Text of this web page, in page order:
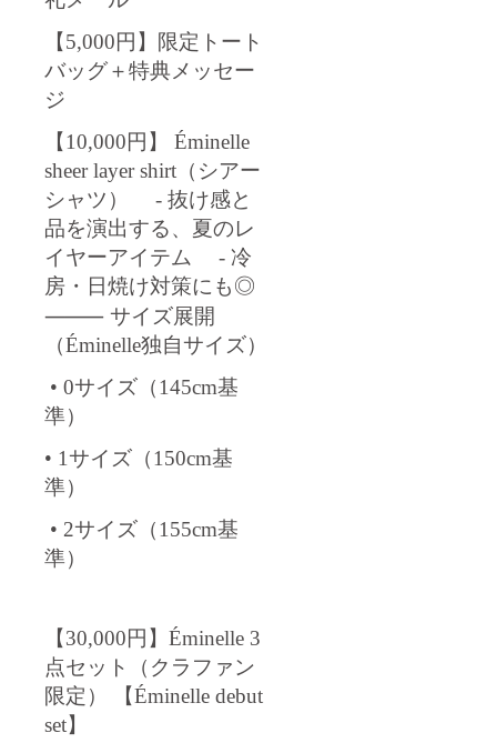
【5,000円】限定トート
バッグ＋特典メッセー
ジ
【10,000円】 Éminelle
sheer layer shirt（シアー
シャツ） - 抜け感と
品を演出する、夏のレ
イヤーアイテム - 冷
房・日焼け対策にも◎
⸻ サイズ展開
（Éminelle独自サイズ）
• 0サイズ（145cm基
準）
• 1サイズ（150cm基
準）
• 2サイズ（155cm基
準）
【30,000円】Éminelle 3
点セット（クラファン
限定） 【Éminelle debut
set】